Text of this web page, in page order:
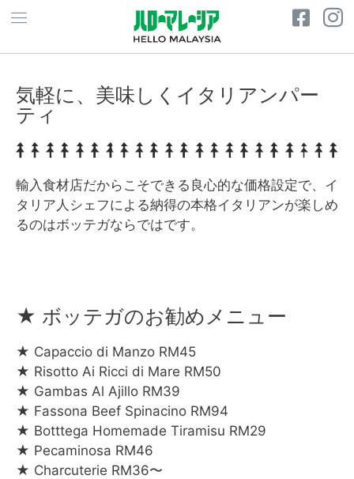
気軽に、美味しくイタリアンパー
ティ
輸入食材店だからこそできる良心的な価格設定で、イ
タリア人シェフによる納得の本格イタリアンが楽しめ
るのはボッテガならではです。
★ ボッテガのお勧めメニュー
★ Capaccio di Manzo RM45
★ Risotto Ai Ricci di Mare RM50
★ Gambas Al Ajillo RM39
★ Fassona Beef Spinacino RM94
★ Botttega Homemade Tiramisu RM29
★ Pecaminosa RM46
★ Charcuterie RM36〜